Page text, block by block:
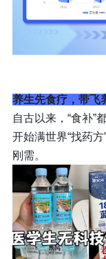
养生先食疗，带飞
自古以来，“食补”
开始满世界“找药
刚需。